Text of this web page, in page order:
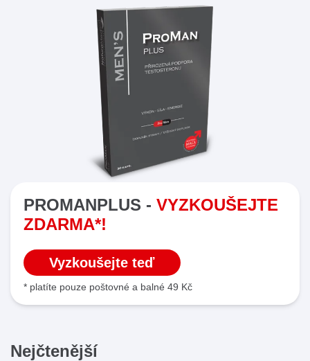
PROMANPLUS - VYZKOUŠEJTE
ZDARMA*!
Vyzkoušejte teď
* platíte pouze poštovné a balné 49 Kč
Nejčtenější